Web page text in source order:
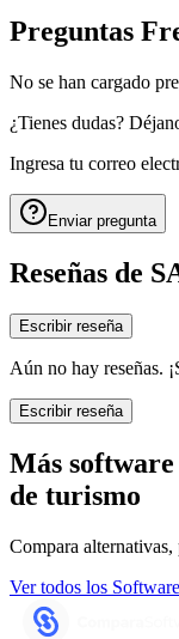
Preguntas
No se han cargado
¿Tienes dudas?
Ingresa tu correo
Enviar pregunta
Reseñas de
Escribir reseña
Aún no hay reseñas.
Escribir reseña
Más software
de turismo
Compara
Ver todos los